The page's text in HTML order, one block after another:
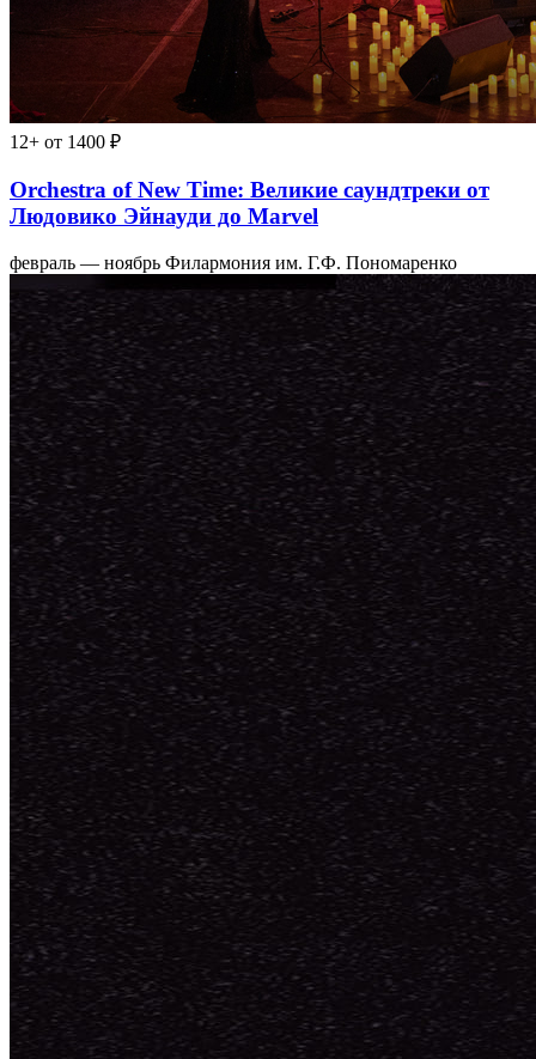
12+ от 1400 ₽
Orchestra of New Time: Великие саундтреки от
Людовико Эйнауди до Marvel
февраль — ноябрь Филармония им. Г.Ф. Пономаренко